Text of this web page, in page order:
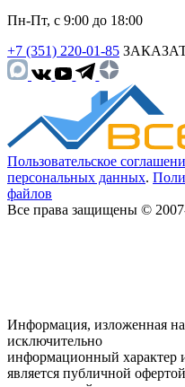
Пн-Пт, с 9:00 до 18:00
+7 (351) 220-01-85
Пользовательское
персональных данных.
файлов
Все права защищены ©
Информация, изложенная
исключительно
информационный характер
является публичной